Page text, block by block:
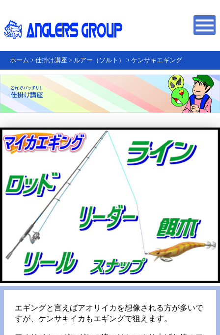
ホーム > 仕掛け講座 > ルアー（ソルト） > ケンサキエギング
エギングと言えばアオリイカを想像される方が多いで
すが、ケンサキイカもエギングで狙えます。